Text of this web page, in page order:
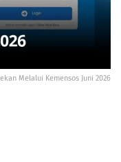
Melalui Kemensos Juni 2026